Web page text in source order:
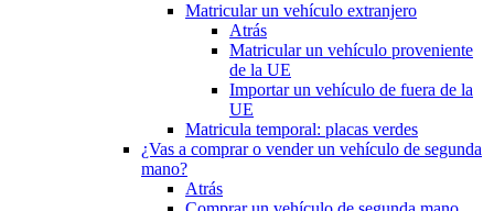
Matricular un vehículo extranjero
Atrás
Matricular un vehículo proveniente
de la UE
Importar un vehículo de fuera de la
UE
Matricula temporal: placas verdes
¿Vas a comprar o vender un vehículo de segunda
mano?
Atrás